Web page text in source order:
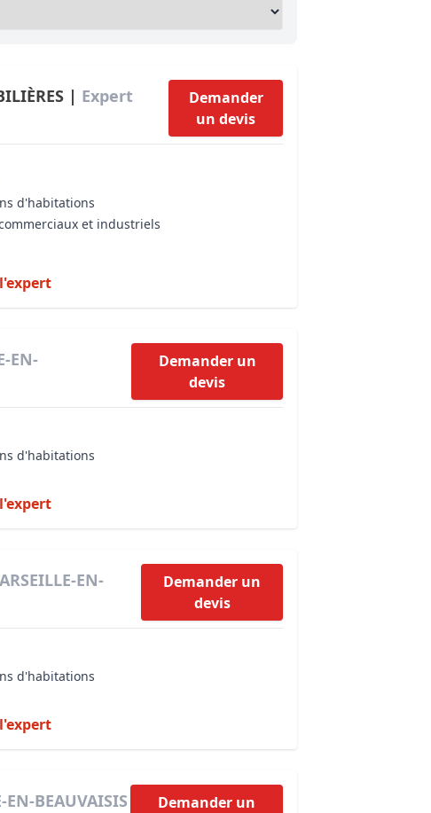
(PLU)
Biens d’exception, belles demeures,
IA Essentials®
| Expert
Demander
un devis
d'habitations
et industriels
EN-
Demander un
devis
d'habitations
EN-
Demander un
devis
d'habitations
BEAUVAISIS
Demander un